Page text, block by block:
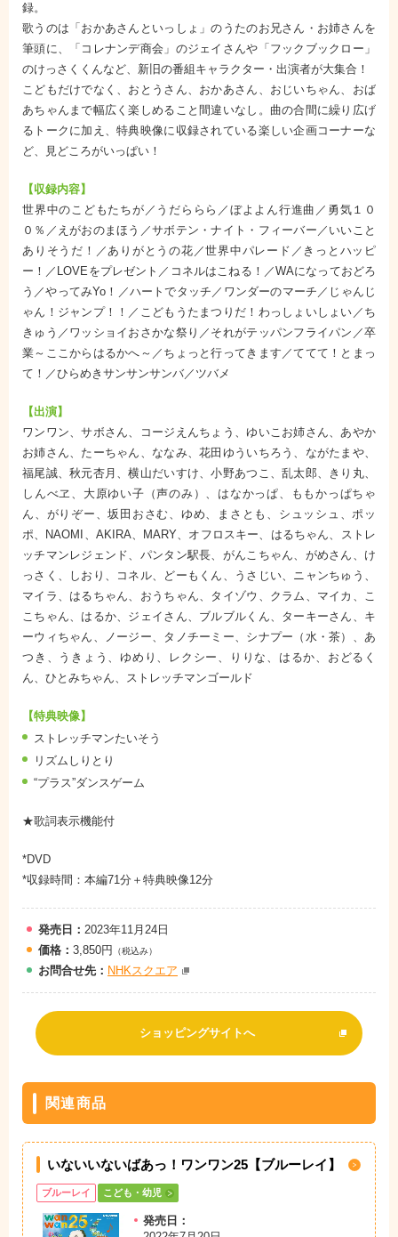
録。
歌うのは「おかあさんといっしょ」のうたのお兄さん・お姉さんを
筆頭に、「コレナンデ商会」のジェイさんや「フックブックロー」
のけっさくくんなど、新旧の番組キャラクター・出演者が大集合！
こどもだけでなく、おとうさん、おかあさん、おじいちゃん、おば
あちゃんまで幅広く楽しめること間違いなし。曲の合間に繰り広げ
るトークに加え、特典映像に収録されている楽しい企画コーナーな
ど、見どころがいっぱい！
【収録内容】
世界中のこどもたちが／うだららら／ぼよよん行進曲／勇気１０
０％／えがおのまほう／サボテン・ナイト・フィーバー／いいこと
ありそうだ！／ありがとうの花／世界中パレード／きっとハッピ
ー！／LOVEをプレゼント／コネルはこねる！／WAになっておどろ
う／やってみYo！／ハートでタッチ／ワンダーのマーチ／じゃんじ
ゃん！ジャンプ！！／こどもうたまつりだ！わっしょいしょい／ち
きゅう／ワッショイおさかな祭り／それがテッパンフライパン／卒
業～ここからはるかへ～／ちょっと行ってきます／ててて！とまっ
て！／ひらめきサンサンサンバ／ツバメ
【出演】
ワンワン、サボさん、コージえんちょう、ゆいこお姉さん、あやか
お姉さん、たーちゃん、ななみ、花田ゆういちろう、ながたまや、
福尾誠、秋元杏月、横山だいすけ、小野あつこ、乱太郎、きり丸、
しんべヱ、大原ゆい子（声のみ）、はなかっぱ、ももかっぱちゃ
ん、がりぞー、坂田おさむ、ゆめ、まさとも、シュッシュ、ポッ
ポ、NAOMI、AKIRA、MARY、オフロスキー、はるちゃん、ストレ
ッチマンレジェンド、パンタン駅長、がんこちゃん、がめさん、け
っさく、しおり、コネル、どーもくん、うさじい、ニャンちゅう、
マイラ、はるちゃん、おうちゃん、タイゾウ、クラム、マイカ、こ
こちゃん、はるか、ジェイさん、ブルブルくん、ターキーさん、キ
ーウィちゃん、ノージー、タノチーミー、シナプー（水・茶）、あ
つき、うきょう、ゆめり、レクシー、りりな、はるか、おどるく
ん、ひとみちゃん、ストレッチマンゴールド
【特典映像】
ストレッチマンたいそう
リズムしりとり
“プラス”ダンスゲーム
★歌詞表示機能付
*DVD
*収録時間：本編71分＋特典映像12分
発売日： 2023年11月24日
価格： 3,850円 （税込み）
お問合せ先： NHKスクエア
ショッピングサイトへ
関連商品
いないいないばあっ！ワンワン25【ブルーレイ】
ブルーレイ こども・幼児
発売日：